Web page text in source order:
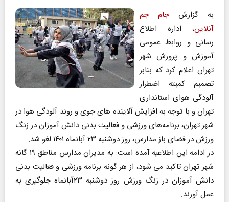
به گزارشجام جم
آنلاین، اداره اطلاع
رسانی و روابط عمومی
آموزش و پرورش شهر
تهران اعلام کرد که بنابر
تصمیم کمیته اضطرار
آلودگی هوای استانداری
تهران و با توجه به افزایش آلاینده‌ های جوی و روند آلودگی هوا در
شهر تهران، برنامه‌های ورزشی و فعالیت بدنی دانش آموزان در زنگ
ورزش در فضای باز مدارس، روز دوشنبه ۲۳ آبانماه ۱۴۰۱ لغو شد.
در ادامه این اطلاعیه آمده است: به مدیران مدارس مناطق ۱۹ گانه
شهر تهران تاکید می شود، از هر گونه برنامه ورزشی و فعالیت بدنی
دانش آموزان در زنگ ورزش روز دوشنبه ۲۳آبانماه جلوگیری به
عمل آورند.